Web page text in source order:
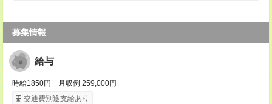
募集情報
給与
時給1850円 月収例 259,000円
交通費別途支給あり